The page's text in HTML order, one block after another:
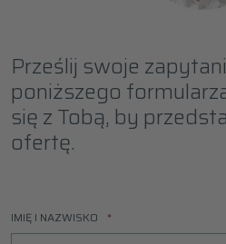
Prześlij swoje
poniższego
się z Tobą, by
ofertę.
IMIĘ I NAZWISKO